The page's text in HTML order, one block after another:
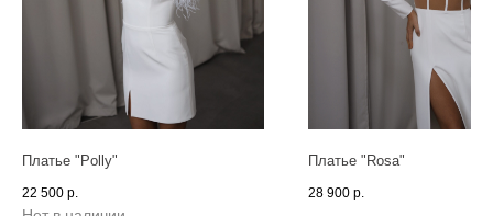
Платье "Polly"
22 500 р.
Платье "Rosa"
28 900 р.